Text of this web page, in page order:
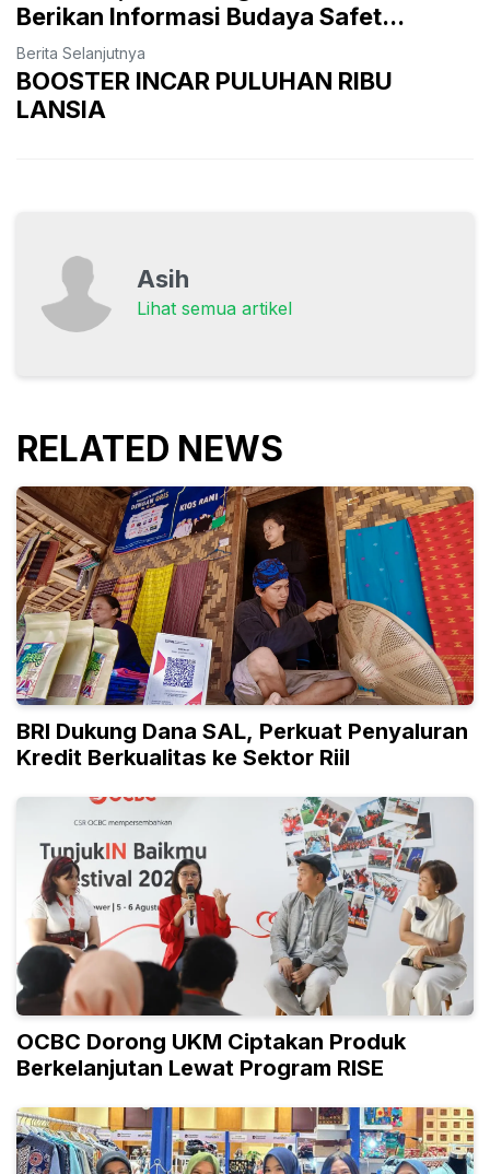
Berikan Informasi Budaya Safet...
Berita Selanjutnya
BOOSTER INCAR PULUHAN RIBU
LANSIA
Asih
Lihat semua artikel
RELATED NEWS
BRI Dukung Dana SAL, Perkuat Penyaluran
Kredit Berkualitas ke Sektor Riil
OCBC Dorong UKM Ciptakan Produk
Berkelanjutan Lewat Program RISE